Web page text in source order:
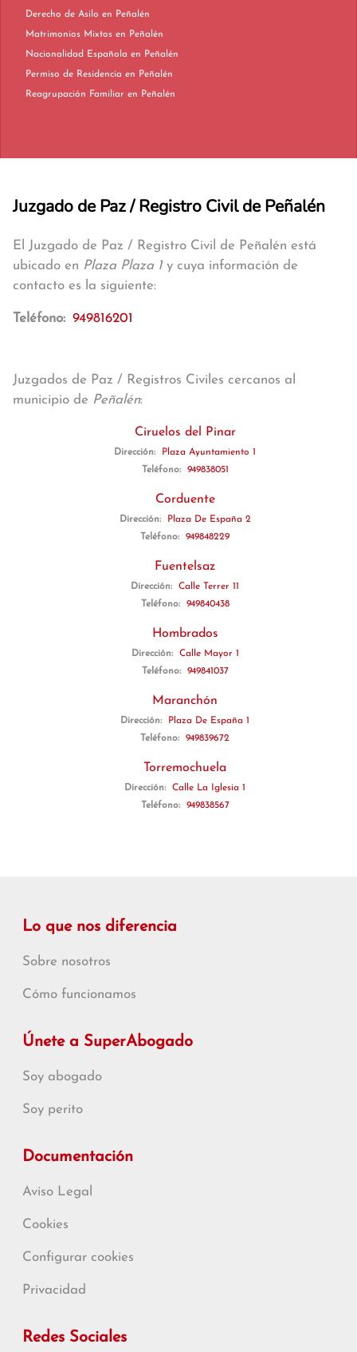
Derecho de Asilo en Peñalén
Matrimonios Mixtos en Peñalén
Nacionalidad Española en Peñalén
Permiso de Residencia en Peñalén
Reagrupación Familiar en Peñalén
Juzgado de Paz / Registro Civil de Peñalén
El Juzgado de Paz / Registro Civil de Peñalén está
ubicado en Plaza Plaza 1y cuya información de
contacto es la siguiente:
Teléfono: 949816201
Juzgados de Paz / Registros Civiles cercanos al
municipio de Peñalén:
Ciruelos del Pinar
Dirección:
Plaza Ayuntamiento 1
Teléfono:
949838051
Corduente
Dirección:
Plaza De España 2
Teléfono:
949848229
Fuentelsaz
Dirección:
Calle Terrer 11
Teléfono:
949840438
Hombrados
Dirección:
Calle Mayor 1
Teléfono:
949841037
Maranchón
Dirección:
Plaza De España 1
Teléfono:
949839672
Torremochuela
Dirección:
Calle La Iglesia 1
Teléfono:
949838567
Lo que nos diferencia
Sobre nosotros
Cómo funcionamos
Únete a SuperAbogado
Soy abogado
Soy perito
Documentación
Aviso Legal
Cookies
Configurar cookies
Privacidad
Redes Sociales